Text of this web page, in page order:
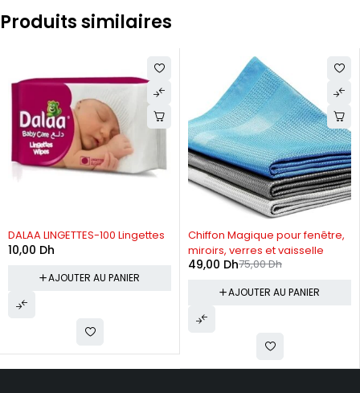
Produits similaires
DALAA LINGETTES-100 Lingettes
10,00 Dh
AJOUTER AU PANIER
-35%
Chiffon Magique pour fenêtre,
miroirs, verres et vaisselle
75,00Dh
49,00 Dh
AJOUTER AU PANIER